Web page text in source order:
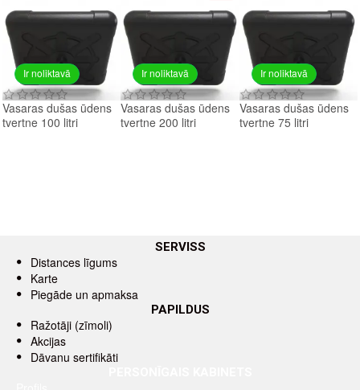
Ir noliktavā
Vasaras dušas ūdens
tvertne 100 litri
Ir noliktavā
Vasaras dušas ūdens
tvertne 200 litri
Ir noliktavā
Vasaras dušas ūdens
tvertne 75 litri
SERVISS
Distances līgums
Karte
Piegāde un apmaksa
PAPILDUS
Ražotāji (zīmoli)
Akcijas
Dāvanu sertifikāti